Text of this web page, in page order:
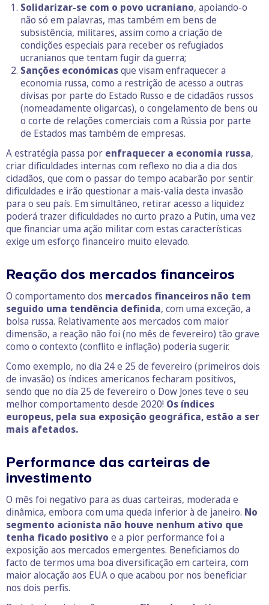
Solidarizar-se com o povo ucraniano, apoiando-o
não só em palavras, mas também em bens de
subsistência, militares, assim como a criação de
condições especiais para receber os refugiados
ucranianos que tentam fugir da guerra;
Sanções económicasque visam enfraquecer a
economia russa, como a restrição de acesso a outras
divisas por parte do Estado Russo e de cidadãos russos
(nomeadamente oligarcas), o congelamento de bens ou
o corte de relações comerciais com a Rússia por parte
de Estados mas também de empresas.
A estratégia passa por enfraquecer a economia russa,
criar dificuldades internas com reflexo no dia a dia dos
cidadãos, que com o passar do tempo acabarão por sentir
dificuldades e irão questionar a mais-valia desta invasão
para o seu país. Em simultâneo, retirar acesso a liquidez
poderá trazer dificuldades no curto prazo a Putin, uma vez
que financiar uma ação militar com estas características
exige um esforço financeiro muito elevado.
Reação dos mercados financeiros
O comportamento dos mercados financeiros não tem
seguido uma tendência definida, com uma exceção, a
bolsa russa. Relativamente aos mercados com maior
dimensão, a reação não foi (no mês de fevereiro) tão grave
como o contexto (conflito e inflação) poderia sugerir.
Como exemplo, no dia 24 e 25 de fevereiro (primeiros dois
de invasão) os índices americanos fecharam positivos,
sendo que no dia 25 de fevereiro o Dow Jones teve o seu
melhor comportamento desde 2020! Os índices
europeus, pela sua exposição geográfica, estão a ser
mais afetados.
Performance das carteiras de
investimento
O mês foi negativo para as duas carteiras, moderada e
dinâmica, embora com uma queda inferior à de janeiro. No
segmento acionista não houve nenhum ativo que
tenha ficado positivo e a pior performance foi a
exposição aos mercados emergentes. Beneficiamos do
facto de termos uma boa diversificação em carteira, com
maior alocação aos EUA o que acabou por nos beneficiar
nos dois perfis.